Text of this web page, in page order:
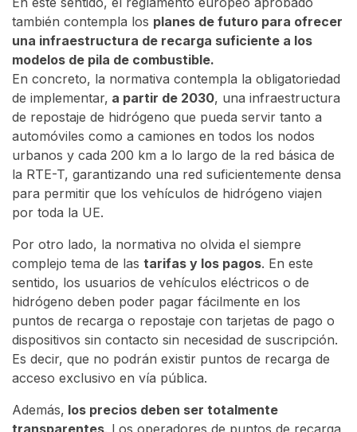
también contempla los planes de futuro para ofrecer
una infraestructura de recarga suficiente a los
modelos de pila de combustible.
En concreto, la normativa contempla la obligatoriedad
de implementar, a partir de 2030, una infraestructura
de repostaje de hidrógeno que pueda servir tanto a
automóviles como a camiones en todos los nodos
urbanos y cada 200 km a lo largo de la red básica de
la RTE-T, garantizando una red suficientemente densa
para permitir que los vehículos de hidrógeno viajen
por toda la UE.
Por otro lado, la normativa no olvida el siempre
complejo tema de las tarifas y los pagos. En este
sentido, los usuarios de vehículos eléctricos o de
hidrógeno deben poder pagar fácilmente en los
puntos de recarga o repostaje con tarjetas de pago o
dispositivos sin contacto sin necesidad de suscripción.
Es decir, que no podrán existir puntos de recarga de
acceso exclusivo en vía pública.
Además, los precios deben ser totalmente